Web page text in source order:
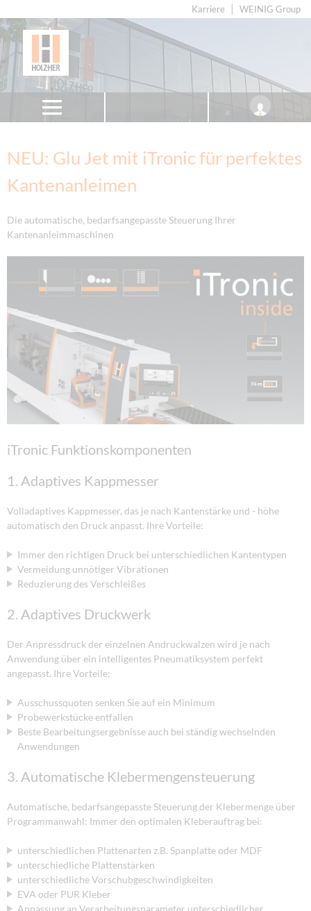
Karriere WEINIG Group
NEU: Glu Jet mit iTronic für perfektes
Kantenanleimen
Die automatische, bedarfsangepasste Steuerung Ihrer
Kantenanleimmaschinen
iTronic Funktionskomponenten
1. Adaptives Kappmesser
Volladaptives Kappmesser, das je nach Kantenstärke und - höhe
automatisch den Druck anpasst. Ihre Vorteile:
Immer den richtigen Druck bei unterschiedlichen Kantentypen
Vermeidung unnötiger Vibrationen
Reduzierung des Verschleißes
2. Adaptives Druckwerk
Der Anpressdruck der einzelnen Andruckwalzen wird je nach
Anwendung über ein intelligentes Pneumatiksystem perfekt
angepasst. Ihre Vorteile:
Ausschussquoten senken Sie auf ein Minimum
Probewerkstücke entfallen
Beste Bearbeitungsergebnisse auch bei ständig wechselnden
Anwendungen
3. Automatische Klebermengensteuerung
Automatische, bedarfsangepasste Steuerung der Klebermenge über
Programmanwahl: Immer den optimalen Kleberauftrag bei:
unterschiedlichen Plattenarten z.B. Spanplatte oder MDF
unterschiedliche Plattenstärken
unterschiedliche Vorschubgeschwindigkeiten
EVA oder PUR Kleber
Anpassung an Verarbeitungsparameter unterschiedlicher